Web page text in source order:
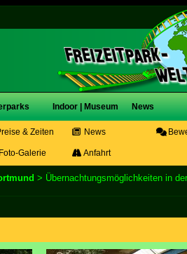
Indoor | Museum News
& Zeiten News
Foto-Galerie Anfahrt
> Übernachtungsmöglichkeiten in